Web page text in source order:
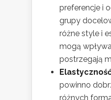
preferencje i
grupy
różne style i
mogą
postrzegają
powinno
różnych